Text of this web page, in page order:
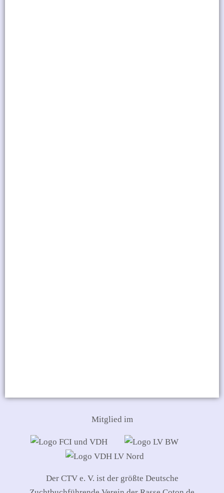
Mitglied im
Der CTV e. V. ist der größte Deutsche